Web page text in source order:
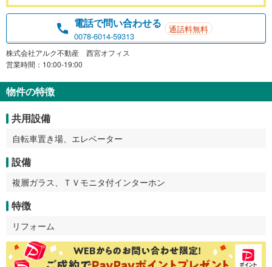
電話で問い合わせる
0078-6014-59313
通話料無料
株式会社アルク不動産 西宮オフィス
営業時間：10:00-19:00
物件の特徴
共用設備
自転車置き場、エレベーター
設備
複層ガラス、ＴＶモニタ付インターホン
特徴
リフォーム